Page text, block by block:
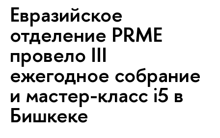
Евразийское
отделение PRME
провело III
ежегодное собрание
и мастер-класс i5 в
Бишкеке